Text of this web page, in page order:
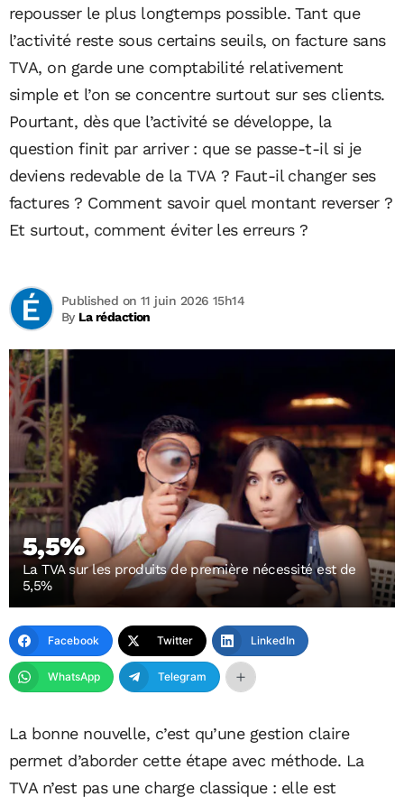
repousser le plus longtemps possible. Tant que
l’activité reste sous certains seuils, on facture sans
TVA, on garde une comptabilité relativement
simple et l’on se concentre surtout sur ses clients.
Pourtant, dès que l’activité se développe, la
question finit par arriver : que se passe-t-il si je
deviens redevable de la TVA ? Faut-il changer ses
factures ? Comment savoir quel montant reverser ?
Et surtout, comment éviter les erreurs ?
By La rédaction
Published on 11 juin 2026 15h14
5,5%
La TVA sur les produits de première nécessité est de
5,5%
Facebook Twitter LinkedIn
WhatsApp Telegram
La bonne nouvelle, c’est qu’une gestion claire
permet d’aborder cette étape avec méthode. La
TVA n’est pas une charge classique : elle est